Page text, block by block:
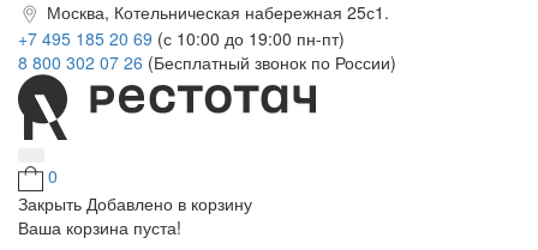
Москва, Котельническая набережная 25с1.
+7 495 185 20 69 (с 10:00 до 19:00 пн-пт)
8 800 302 07 26 (Бесплатный звонок по России)
0
Закрыть Добавлено в корзину
Ваша корзина пуста!